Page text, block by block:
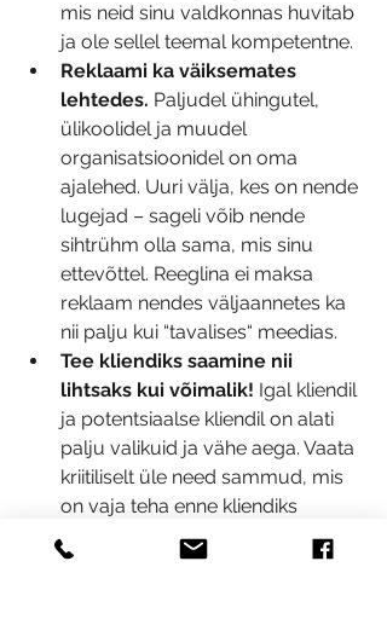
mis neid sinu valdkonnas huvitab
ja ole sellel teemal kompetentne.
Reklaami ka väiksemates
lehtedes. Paljudel ühingutel,
ülikoolidel ja muudel
organisatsioonidel on oma
ajalehed. Uuri välja, kes on nende
lugejad – sageli võib nende
sihtrühm olla sama, mis sinu
ettevõttel. Reeglina ei maksa
reklaam nendes väljaannetes ka
nii palju kui “tavalises“ meedias.
Tee kliendiks saamine nii
lihtsaks kui võimalik! Igal kliendil
ja potentsiaalse kliendil on alati
palju valikuid ja vähe aega. Vaata
kriitiliselt üle need sammud, mis
on vaja teha enne kliendiks
saamist ning lihtsusta seda
maksimaalselt. Ära küsi infot, mis